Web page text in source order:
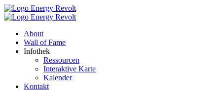
About
Wall of Fame
Infothek
Ressourcen
Interaktive Karte
Kalender
Kontakt